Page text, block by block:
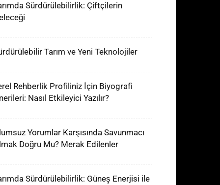
Sürdürülebilirlik: Çiftçilerin
Tarım ve Yeni Teknolojiler
Rehberlik Profiliniz İçin Biyografi
Nasıl Etkileyici Yazılır?
Yorumlar Karşısında Savunmacı
Doğru Mu? Merak Edilenler
Sürdürülebilirlik: Güneş Enerjisi ile